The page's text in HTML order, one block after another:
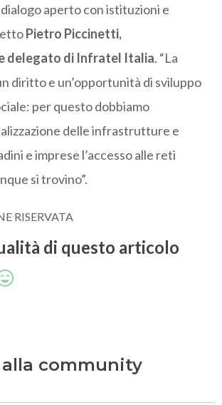
aperto con istituzioni e
Pietro Piccinetti,
delegato di Infratel Italia. “La
diritto e un’opportunità di sviluppo
per questo dobbiamo
delle infrastrutture e
e imprese l’accesso alle reti
si trovino”.
RISERVATA
di questo articolo
community